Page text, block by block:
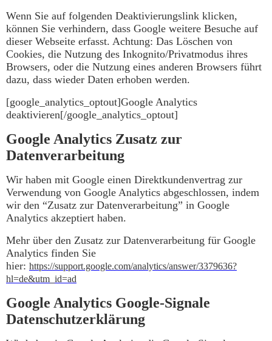
Wenn Sie auf folgenden Deaktivierungslink klicken,
können Sie verhindern, dass Google weitere Besuche auf
dieser Webseite erfasst. Achtung: Das Löschen von
Cookies, die Nutzung des Inkognito/Privatmodus ihres
Browsers, oder die Nutzung eines anderen Browsers führt
dazu, dass wieder Daten erhoben werden.
[google_analytics_optout]Google Analytics
deaktivieren[/google_analytics_optout]
Google Analytics Zusatz zur
Datenverarbeitung
Wir haben mit Google einen Direktkundenvertrag zur
Verwendung von Google Analytics abgeschlossen, indem
wir den “Zusatz zur Datenverarbeitung” in Google
Analytics akzeptiert haben.
Mehr über den Zusatz zur Datenverarbeitung für Google
Analytics finden Sie
hier: https://support.google.com/analytics/answer/3379636?
hl=de&utm_id=ad
Google Analytics Google-Signale
Datenschutzerklärung